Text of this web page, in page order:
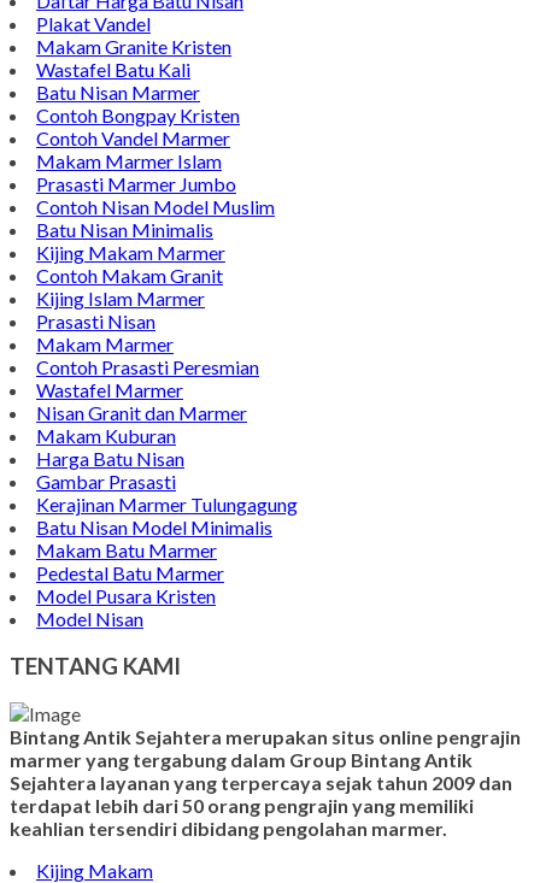
Plakat Vandel
Makam Granite Kristen
Wastafel Batu Kali
Batu Nisan Marmer
Contoh Bongpay Kristen
Contoh Vandel Marmer
Makam Marmer Islam
Prasasti Marmer Jumbo
Contoh Nisan Model Muslim
Batu Nisan Minimalis
Kijing Makam Marmer
Contoh Makam Granit
Kijing Islam Marmer
Prasasti Nisan
Makam Marmer
Contoh Prasasti Peresmian
Wastafel Marmer
Nisan Granit dan Marmer
Makam Kuburan
Harga Batu Nisan
Gambar Prasasti
Kerajinan Marmer Tulungagung
Batu Nisan Model Minimalis
Makam Batu Marmer
Pedestal Batu Marmer
Model Pusara Kristen
Model Nisan
TENTANG KAMI
Bintang Antik Sejahtera merupakan situs online pengrajin
marmer yang tergabung dalam Group Bintang Antik
Sejahtera layanan yang terpercaya sejak tahun 2009 dan
terdapat lebih dari 50 orang pengrajin yang memiliki
keahlian tersendiri dibidang pengolahan marmer.
Kijing Makam